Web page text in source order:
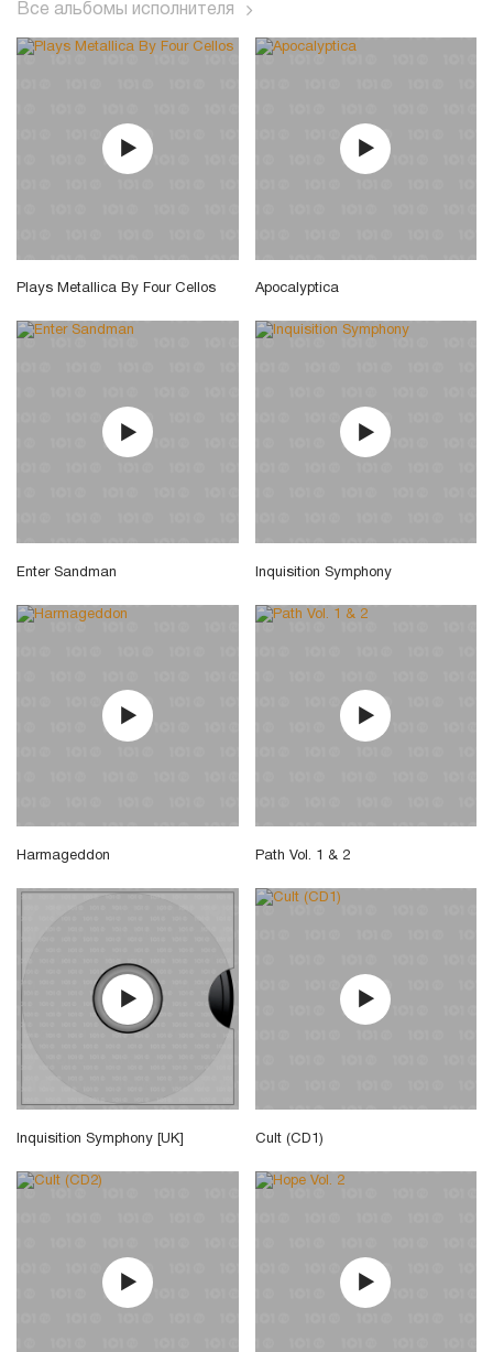
Все альбомы исполнителя
Plays Metallica By Four Cellos Apocalyptica
Enter Sandman Inquisition Symphony
Harmageddon Path Vol. 1 & 2
Inquisition Symphony [UK] Cult (CD1)